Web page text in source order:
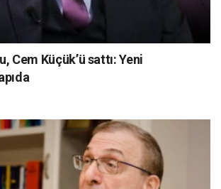
Cem Küçük’ü sattı: Yeni